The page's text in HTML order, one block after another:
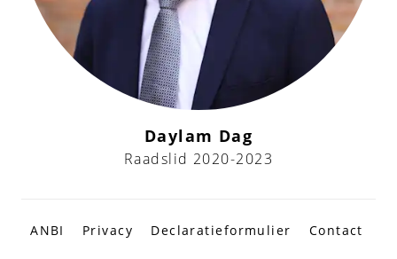
Daylam Dag
Raadslid 2020-2023
ANBI Privacy Declaratieformulier Contact